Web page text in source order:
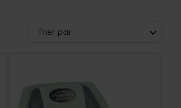
Trier par